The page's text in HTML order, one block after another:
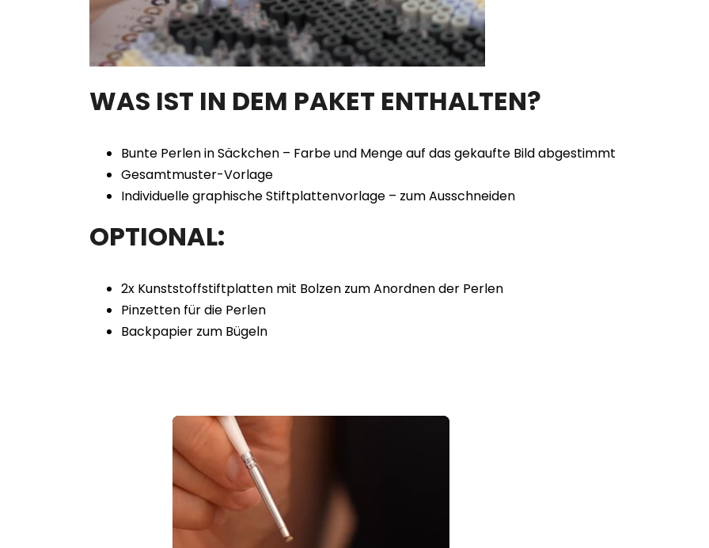
WAS IST IN DEM PAKET ENTHALTEN?
Bunte Perlen in Säckchen – Farbe und Menge auf das gekaufte Bild abgestimmt
Gesamtmuster-Vorlage
Individuelle graphische Stiftplattenvorlage – zum Ausschneiden
OPTIONAL:
2x Kunststoffstiftplatten mit Bolzen zum Anordnen der Perlen
Pinzetten für die Perlen
Backpapier zum Bügeln